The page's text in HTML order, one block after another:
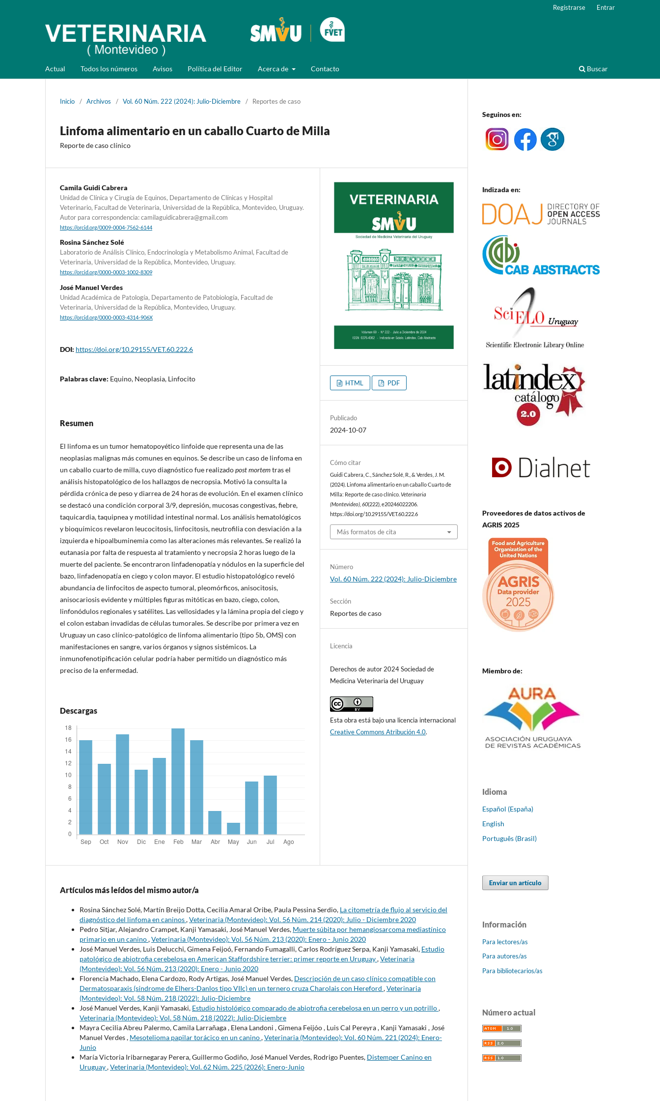
Actual Todos los números Avisos Política del Editor Acerca de Contacto Buscar
Registrarse Entrar
Inicio / Archivos / Vol. 60 Núm. 222 (2024): Julio-Diciembre / Reportes de caso
Linfoma alimentario en un caballo Cuarto de Milla
Reporte de caso clínico
Camila Guidi Cabrera
Unidad de Clínica y Cirugía de Equinos, Departamento de Clínicas y Hospital
Veterinario, Facultad de Veterinaria, Universidad de la República, Montevideo, Uruguay.
Autor para correspondencia: camilaguidicabrera@gmail.com
https://orcid.org/0009-0004-7562-6144
Rosina Sánchez Solé
Laboratorio de Análisis Clínico, Endocrinología y Metabolismo Animal, Facultad de
Veterinaria, Universidad de la República, Montevideo, Uruguay.
https://orcid.org/0000-0003-1002-8309
José Manuel Verdes
Unidad Académica de Patología, Departamento de Patobiología, Facultad de
Veterinaria, Universidad de la República, Montevideo, Uruguay.
https://orcid.org/0000-0003-4314-906X
DOI: https://doi.org/10.29155/VET.60.222.6
Palabras clave: Equino, Neoplasia, Linfocito
Resumen
El linfoma es un tumor hematopoyético linfoide que representa una de las
neoplasias malignas más comunes en equinos. Se describe un caso de linfoma en
un caballo cuarto de milla, cuyo diagnóstico fue realizadopost mortemtras el
análisis histopatológico de los hallazgos de necropsia. Motivó la consulta la
pérdida crónica de peso y diarrea de 24 horas de evolución. En el examen clínico
se destacó una condición corporal 3/9, depresión, mucosas congestivas, fiebre,
taquicardia, taquipnea y motilidad intestinal normal. Los análisis hematológicos
y bioquímicos revelaron leucocitosis, linfocitosis, neutrofilia con desviación a la
izquierda e hipoalbuminemia como las alteraciones más relevantes. Se realizó la
eutanasia por falta de respuesta al tratamiento y necropsia 2 horas luego de la
muerte del paciente. Se encontraron linfadenopatía y nódulos en la superficie del
bazo, linfadenopatía en ciego y colon mayor. El estudio histopatológico reveló
abundancia de linfocitos de aspecto tumoral, pleomórficos, anisocitosis,
anisocariosis evidente y múltiples figuras mitóticas en bazo, ciego, colon,
linfonódulos regionales y satélites. Las vellosidades y la lámina propia del ciego y
el colon estaban invadidas de células tumorales. Se describe por primera vez en
Uruguay un caso clínico-patológico de linfoma alimentario (tipo 5b, OMS) con
manifestaciones en sangre, varios órganos y signos sistémicos. La
inmunofenotipificación celular podría haber permitido un diagnóstico más
preciso de la enfermedad.
Descargas
HTML PDF
Publicado
2024-10-07
Cómo citar
Guidi Cabrera, C., Sánchez Solé, R., & Verdes, J. M.
(2024). Linfoma alimentario en un caballo Cuarto de
Milla: Reporte de caso clínico.Veterinaria
(Montevideo) ,60(222), e20246022206.
https://doi.org/10.29155/VET.60.222.6
Más formatos de cita
Número
Vol. 60 Núm. 222 (2024): Julio-Diciembre
Sección
Reportes de caso
Licencia
Derechos de autor 2024 Sociedad de
Medicina Veterinaria del Uruguay
Esta obra está bajo una licencia internacional
Creative Commons Atribución 4.0.
Artículos más leídos del mismo autor/a
Rosina Sánchez Solé, Martín Breijo Dotta, Cecilia Amaral Oribe, Paula Pessina Serdio, La citometría de flujo al servicio del
diagnóstico del linfoma en caninos,Veterinaria (Montevideo): Vol. 56 Núm. 214 (2020): Julio - Diciembre 2020
Pedro Sitjar, Alejandro Crampet, Kanji Yamasaki, José Manuel Verdes, Muerte súbita por hemangiosarcoma mediastínico
primario en un canino,Veterinaria (Montevideo): Vol. 56 Núm. 213 (2020): Enero - Junio 2020
José Manuel Verdes, Luis Delucchi, Gimena Feijoó, Fernando Fumagalli, Carlos Rodríguez Serpa, Kanji Yamasaki, Estudio
patológico de abiotrofia cerebelosa en American Staffordshire terrier: primer reporte en Uruguay,Veterinaria
(Montevideo): Vol. 56 Núm. 213 (2020): Enero - Junio 2020
Florencia Machado, Elena Cardozo, Rody Artigas, José Manuel Verdes, Descripción de un caso clínico compatible con
Dermatosparaxis (síndrome de Elhers-Danlos tipo VIIc) en un ternero cruza Charolais con Hereford ,Veterinaria
(Montevideo): Vol. 58 Núm. 218 (2022): Julio-Diciembre
José Manuel Verdes, Kanji Yamasaki, Estudio histológico comparado de abiotrofia cerebelosa en un perro y un potrillo,
Veterinaria (Montevideo): Vol. 58 Núm. 218 (2022): Julio-Diciembre
Mayra Cecilia Abreu Palermo, Camila Larrañaga , Elena Landoni , Gimena Feijóo , Luis Cal Pereyra , Kanji Yamasaki , José
Manuel Verdes , Mesotelioma papilar torácico en un canino,Veterinaria (Montevideo): Vol. 60 Núm. 221 (2024): Enero-
Junio
María Victoria Iribarnegaray Perera, Guillermo Godiño, José Manuel Verdes, Rodrigo Puentes, Distemper Canino en
Uruguay,Veterinaria (Montevideo): Vol. 62 Núm. 225 (2026): Enero-Junio
Seguinos en:
Indizada en:
Proveedores de datos activos de
AGRIS 2025
Miembro de:
Idioma
Español (España)
English
Português (Brasil)
Enviar un artículo
Información
Para lectores/as
Para autores/as
Para bibliotecarios/as
Número actual